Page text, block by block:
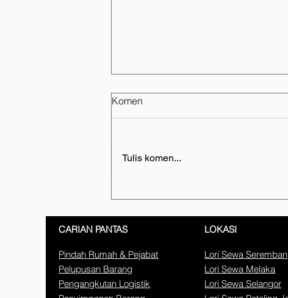
Memilih Rakan Pindahan
Profesional
Komen
Tulis komen...
CARIAN PANTAS
Pindah Rumah & Pejabat
Pelupusan Barang
Pengangkutan Logistik
LOKASI
Lori Sewa Seremban
Lori Sewa Melaka
Lori Sewa Selangor